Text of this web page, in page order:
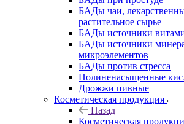
БАДы чаи,
растительное сырье
БАДы источники
БАДы источники
микроэлементов
БАДы против стресса
Полиненасыщенные
Дрожжи пивные
Косметическая продукция
Назад
Косметическая